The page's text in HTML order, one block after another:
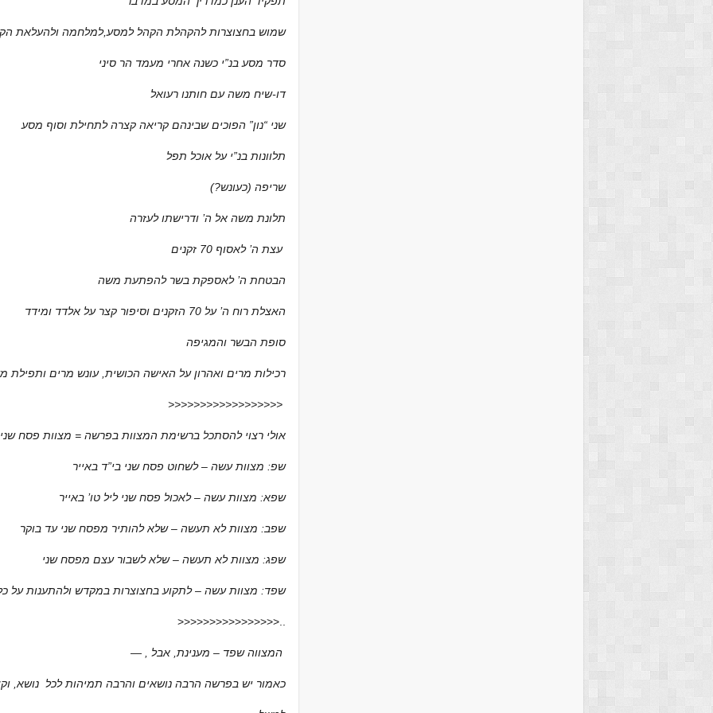
שמוש בחצוצרות להקהלת הקהל למסע,למלחמה ולהעלאת
סדר מסע בנ”י כשנה אחרי מעמד הר סיני
דו-שיח משה עם חותנו רעואל
שני “נון” הפוכים שבינהם קריאה קצרה לתחילת וסוף מסע
תלוונות בנ”י על אוכל תפל
שריפה (כעונש?)
תלונת משה אל ה’ ודרישתו לעזרה
עצת ה’ לאסוף 70 זקנים
הבטחת ה’ לאספקת בשר להפתעת משה
האצלת רוח ה’ על 70 הזקנים וסיפור קצר על אלדד ומידד
סופת הבשר והמגיפה
רכילות מרים ואהרון על האישה הכושית, עונש מרים ותפילת
>>>>>>>>>>>>>>>>>>
, אולי רצוי להסתכל ברשימת המצוות בפרשה = מצוות פסח שני
שפ: מצוות עשה – לשחוט פסח שני בי”ד באייר
שפא: מצוות עשה – לאכול פסח שני ליל טו’ באייר
שפב: מצוות לא תעשה – שלא להותיר מפסח שני עד בוקר
שפג: מצוות לא תעשה – שלא לשבור עצם מפסח שני
שפד: מצוות עשה – לתקוע בחצוצרות במקדש ולהתענות על
>>>>>>>>>>>>>>>>..
כאמור יש בפרשה הרבה נושאים והרבה תמיהות לכל נושא,